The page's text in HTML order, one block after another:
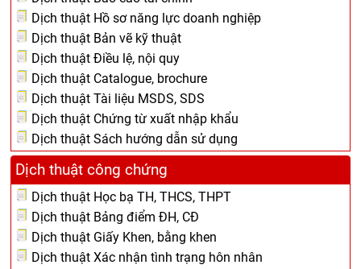
Dịch thuật Hồ sơ năng lực doanh nghiệp
Dịch thuật Bản vẽ kỹ thuật
Dịch thuật Điều lệ, nội quy
Dịch thuật Catalogue, brochure
Dịch thuật Tài liệu MSDS, SDS
Dịch thuật Chứng từ xuất nhập khẩu
Dịch thuật Sách hướng dẫn sử dụng
Dịch thuật công chứng
Dịch thuật Học bạ TH, THCS, THPT
Dịch thuật Bảng điểm ĐH, CĐ
Dịch thuật Giấy Khen, bằng khen
Dịch thuật Xác nhận tình trạng hôn nhân